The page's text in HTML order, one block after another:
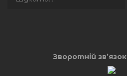
Зворотній зв’язок